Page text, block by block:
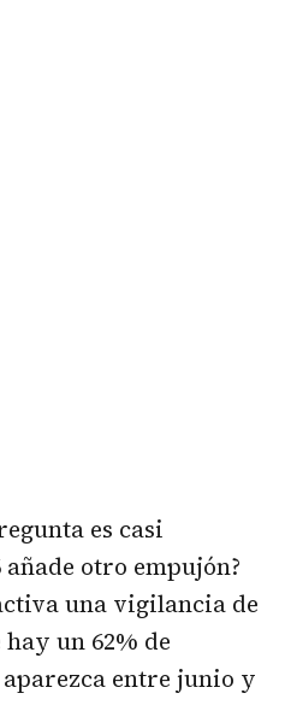
es casi
otro empujón?
una vigilancia de
un 62% de
entre junio y